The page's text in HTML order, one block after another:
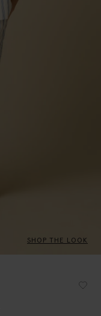
SHOP THE LOOK